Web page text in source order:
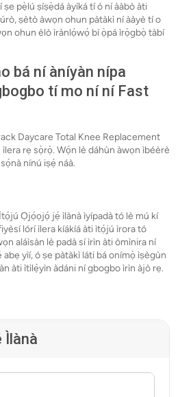
pẹ̀lú ṣíṣẹ̀dá àyíká tí ó ní ààbò àti
ṣètò àwọn ohun pàtàkì ní ààyè tí o
ohun èlò ìrànlọ́wọ́ bí ọ̀pá ìrọ̀gbọ̀ tàbí
bá ní àníyàn nípa
tí mo ní ní Fast
Daycare Total Knee Replacement
rẹ sọ̀rọ̀. Wọ́n lè dáhùn àwọn ìbéèrè
nínú iṣẹ́ náà.
Ọjọ́ọjọ́ jẹ́ ìlànà ìyípadà tó lè mú kí
lórí ìlera kíákíá àti ìtọ́jú ìrora tó
aláìsàn lè padà sí ìrìn àti òmìnira ní
abẹ yìí, ó ṣe pàtàkì láti bá onímọ̀ ìṣègùn
àti ìtìlẹ́yìn àdáni ní gbogbo ìrìn àjò rẹ.
Ìlànà